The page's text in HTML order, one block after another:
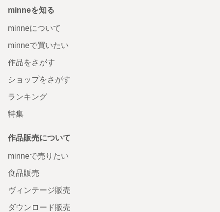
minneを知る
minneについて
minneで買いたい
作品をさがす
ショップをさがす
ランキング
特集
作品販売について
minneで売りたい
食品販売
ヴィンテージ販売
ダウンロード販売